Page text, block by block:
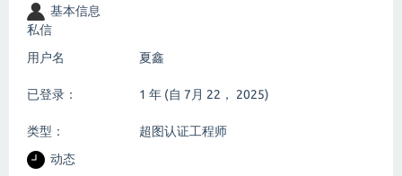
基本信息
私信
用户名
夏鑫
已登录： 1 年 (自 7月 22， 2025)
类型：
超图认证工程师
动态